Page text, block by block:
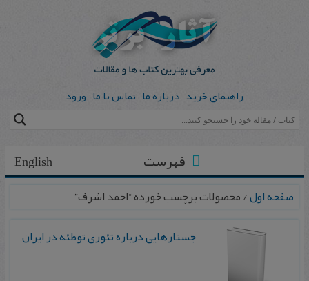
راهنمای خرید درباره ما تماس با ما ورود
English فهرست
صفحه اول/ محصولات برچسب خورده “احمد اشرف”
ج‍س‍ت‍اره‍ای‍ی‌ درب‍اره‌ ت‍ئ‍وری‌ ت‍وطئ‍ه‌ در ای‍ران